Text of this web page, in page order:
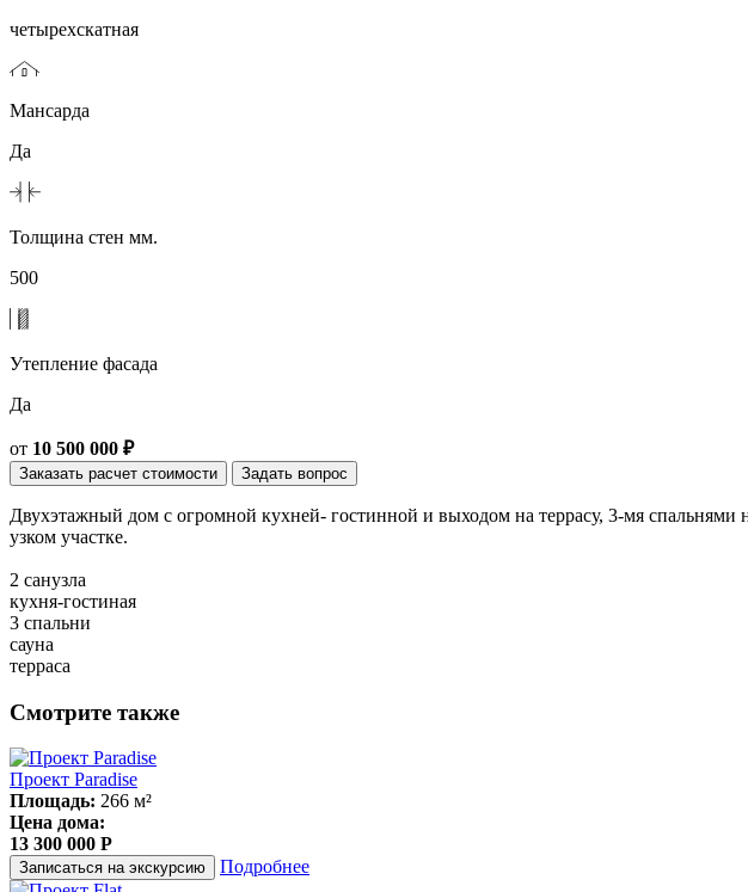
четырехскатная
Мансарда
Да
Толщина стен мм.
500
Утепление фасада
Да
от 10 500 000 ₽
Заказать расчет стоимости Задать вопрос
Двухэтажный дом с огромной кухней- гостинной и выходом на террасу, 3-мя
узком участке.
2 санузла
кухня-гостиная
3 спальни
сауна
терраса
Смотрите также
Проект Paradise
Площадь: 266 м²
Цена дома:
13 300 000 P
Записаться на экскурсию Подробнее